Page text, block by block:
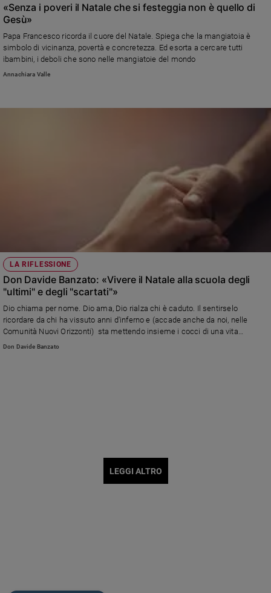
«Senza i poveri il Natale che si festeggia non è quello di
Gesù»
Papa Francesco ricorda il cuore del Natale. Spiega che la mangiatoia è
simbolo di vicinanza, povertà e concretezza. Ed esorta a cercare tutti
ibambini, i deboli che sono nelle mangiatoie del mondo
Annachiara Valle
LA RIFLESSIONE
Don Davide Banzato: «Vivere il Natale alla scuola degli
"ultimi" e degli "scartati"»
Dio chiama per nome. Dio ama, Dio rialza chi è caduto. Il sentirselo
ricordare da chi ha vissuto anni d'inferno e (accade anche da noi, nelle
Comunità Nuovi Orizzonti) sta mettendo insieme i cocci di una vita
randagia rende la preghiera più intesa. Scuote una fede spesso tiepida e
Don Davide Banzato
LEGGI ALTRO